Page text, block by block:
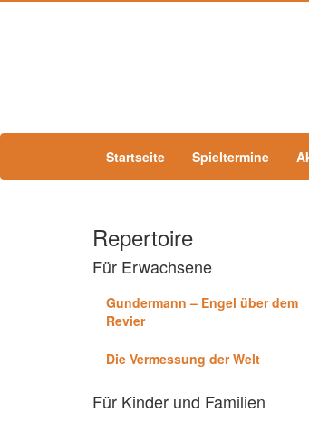
Startseite Spieltermine
Repertoire
Für Erwachsene
Gundermann – Engel über dem
Revier
Die Vermessung der Welt
Für Kinder und Familien